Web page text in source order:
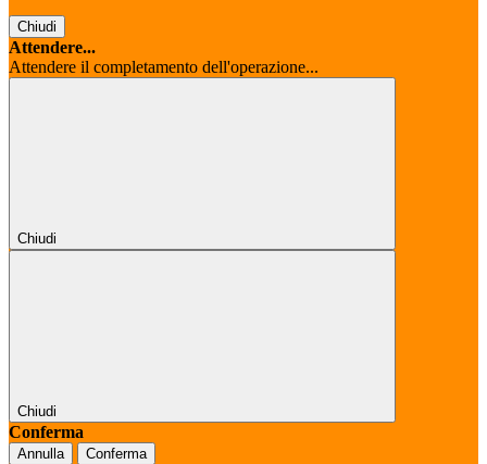
Chiudi
Attendere...
Attendere il completamento dell'operazione...
Chiudi
Chiudi
Conferma
Annulla Conferma